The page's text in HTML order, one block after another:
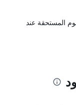
المستحقة عند